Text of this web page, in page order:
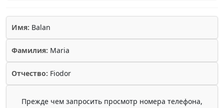
Имя: Balan
Фамилия: Maria
Отчество: Fiodor
Прежде чем запросить просмотр номера телефона,